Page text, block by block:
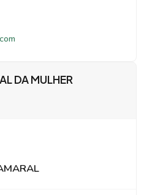
DA MULHER